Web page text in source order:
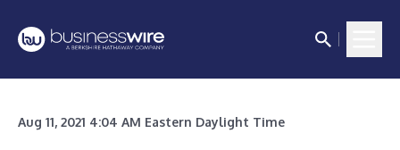
Aug 11, 2021 4:04 AM Eastern Daylight Time